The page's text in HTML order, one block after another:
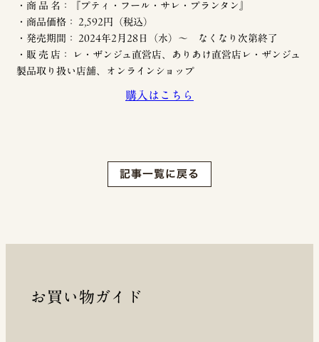
・商 品 名：『プティ・フール・サレ・プランタン』
・商品価格： 2,592円（税込）
・発売期間： 2024年2月28日（水）〜 なくなり次第終了
・販 売 店： レ・ザンジュ直営店、ありあけ直営店レ・ザンジュ
製品取り扱い店舗、オンラインショップ
購入はこちら
記事一覧に戻る
お買い物ガイド